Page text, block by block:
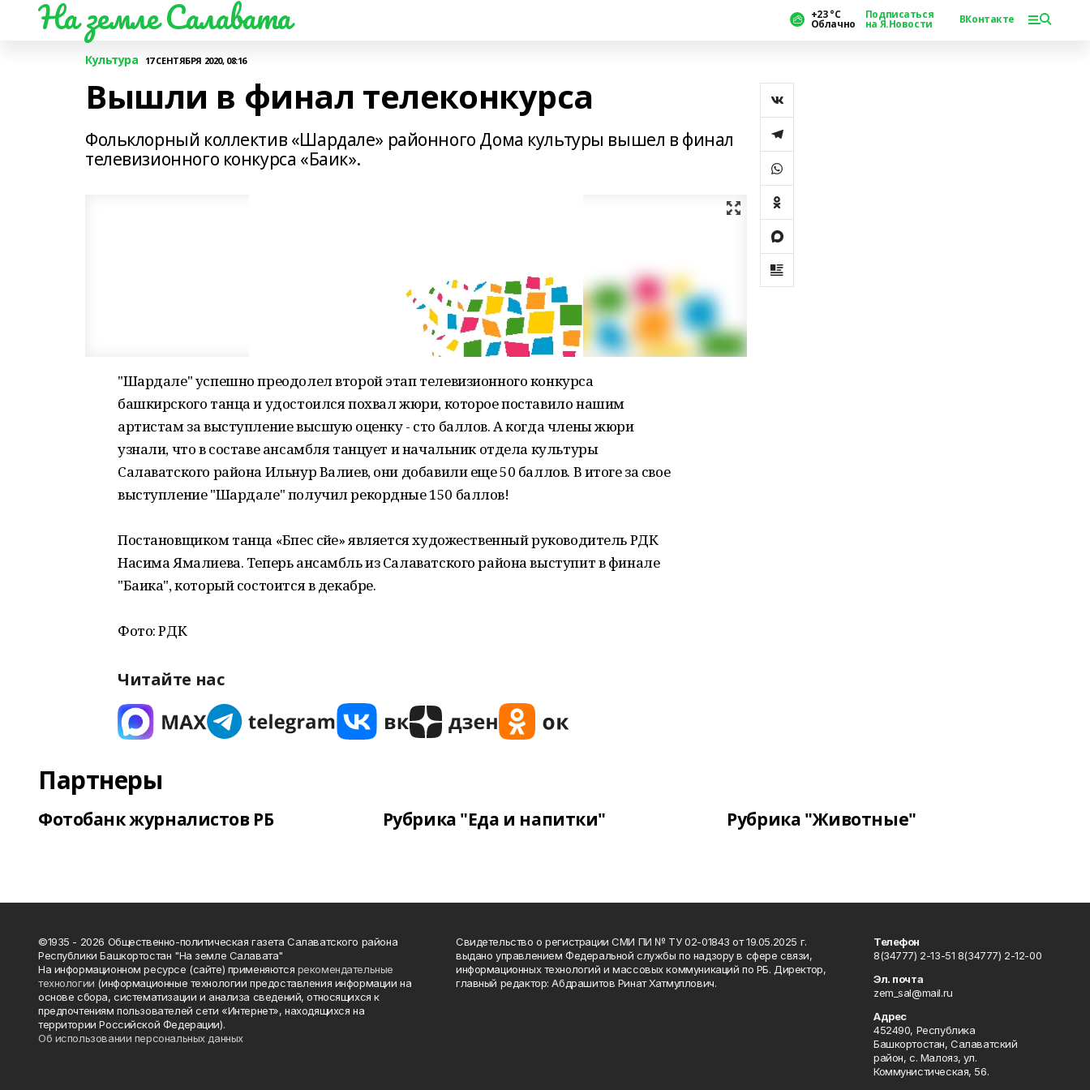
На земле Салавата +23 °С
Облачно
Подписаться
на Я.Новости ВКонтакте
Культура 17 СЕНТЯБРЯ 2020, 08:16
Вышли в финал телеконкурса
Фольклорный коллектив «Шардале» районного Дома культуры вышел в финал
телевизионного конкурса «Баик».
"Шардале" успешно преодолел второй этап телевизионного конкурса
башкирского танца и удостоился похвал жюри, которое поставило нашим
артистам за выступление высшую оценку - сто баллов. А когда члены жюри
узнали, что в составе ансамбля танцует и начальник отдела культуры
Салаватского района Ильнур Валиев, они добавили еще 50 баллов. В итоге за свое
выступление "Шардале" получил рекордные 150 баллов!
Постановщиком танца «Бәпес сәйе» является художественный руководитель РДК
Насима Ямалиева. Теперь ансамбль из Салаватского района выступит в финале
"Баика", который состоится в декабре.
Фото: РДК
Читайте нас
Партнеры
Фотобанк журналистов РБ Рубрика "Еда и напитки" Рубрика "Животные"
©1935 - 2026 Общественно-политическая газета Салаватского района
Республики Башкортостан "На земле Салавата"
На информационном ресурсе (сайте) применяются рекомендательные
технологии (информационные технологии предоставления информации на
основе сбора, систематизации и анализа сведений, относящихся к
предпочтениям пользователей сети «Интернет», находящихся на
территории Российской Федерации).
Об использовании персональных данных
Свидетельство о регистрации СМИ ПИ № ТУ 02-01843 от 19.05.2025 г.
выдано управлением Федеральной службы по надзору в сфере связи,
информационных технологий и массовых коммуникаций по РБ. Директор,
главный редактор: Абдрашитов Ринат Хатмуллович.
Телефон
8(34777) 2-13-51 8(34777) 2-12-00
Эл. почта
zem_sal@mail.ru
Адрес
452490, Республика
Башкортостан, Салаватский
район, с. Малояз, ул.
Коммунистическая, 56.